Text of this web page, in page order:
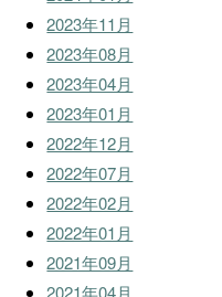
2023年11月
2023年08月
2023年04月
2023年01月
2022年12月
2022年07月
2022年02月
2022年01月
2021年09月
2021年04月